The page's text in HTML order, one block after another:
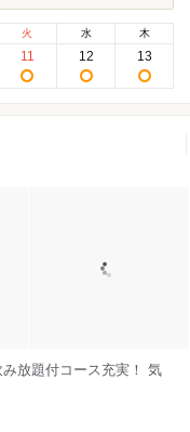
火
11
水
12
木
13
放題付コース充実！ 気